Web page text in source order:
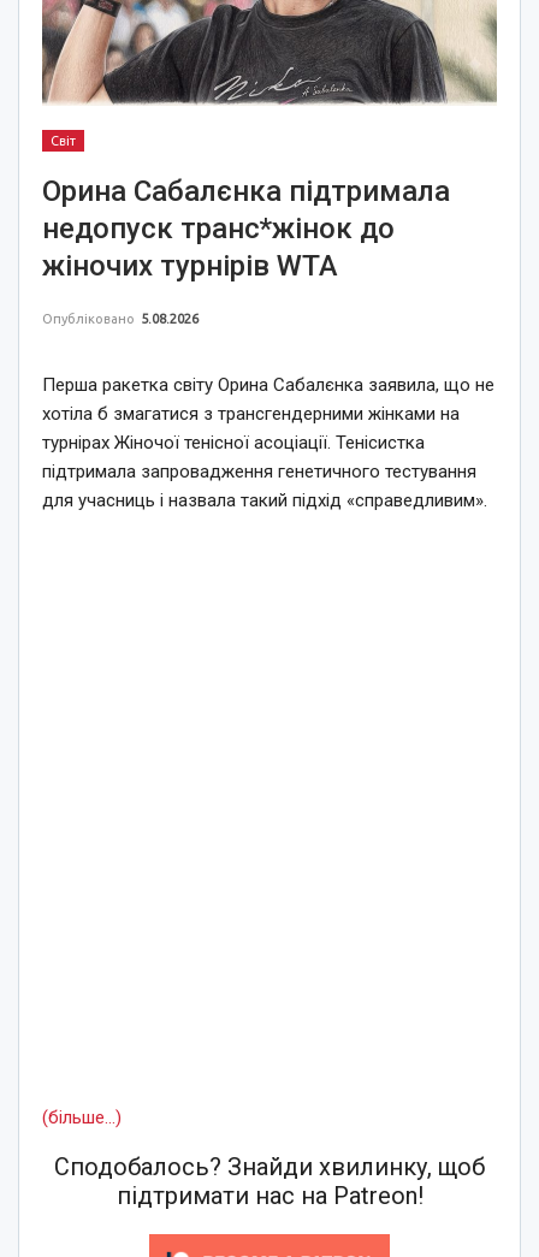
Світ
Орина Сабалєнка підтримала
недопуск транс*жінок до
жіночих турнірів WTA
Опубліковано 5.08.2026
Перша ракетка світу Орина Сабалєнка заявила, що не
хотіла б змагатися з трансгендерними жінками на
турнірах Жіночої тенісної асоціації. Тенісистка
підтримала запровадження генетичного тестування
для учасниць і назвала такий підхід «справедливим».
(більше…)
Сподобалось? Знайди хвилинку, щоб
підтримати нас на Patreon!